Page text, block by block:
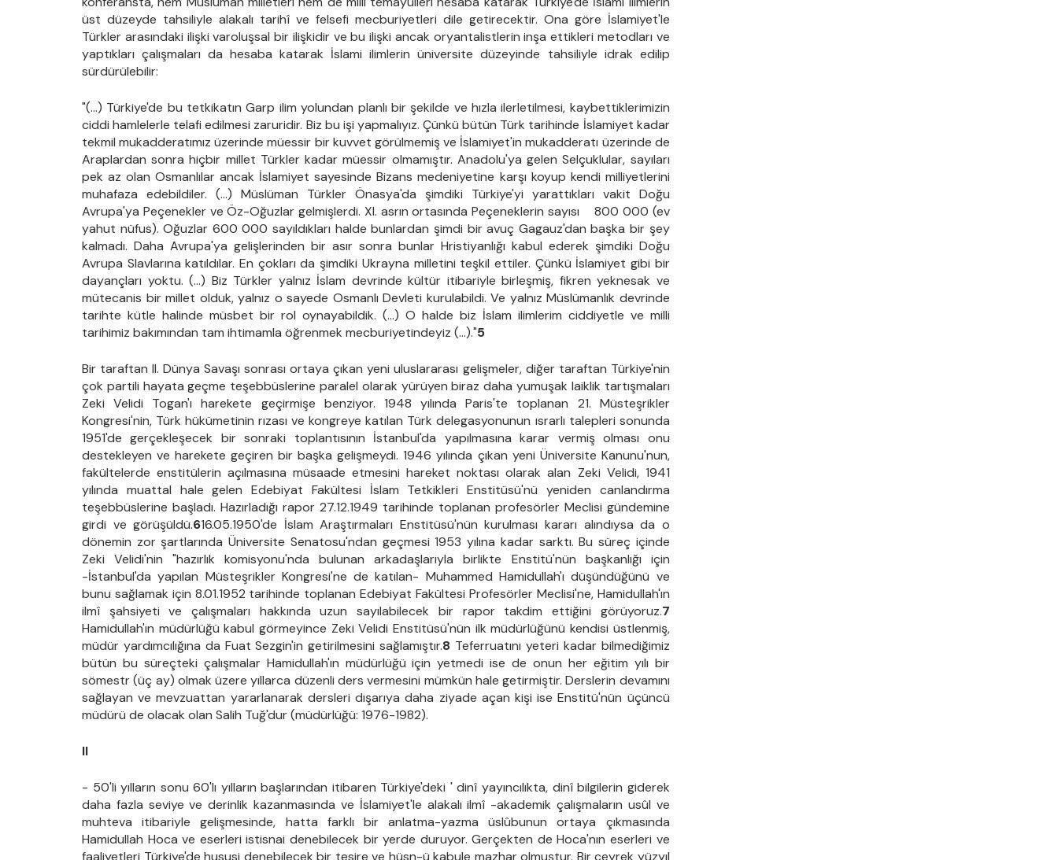
üst düzeyde tahsiliyle alakalı tarihî ve felsefi mecburiyetleri dile getirecektir. Ona göre İslamiyet'le
Türkler arasındaki ilişki varoluşsal bir ilişkidir ve bu ilişki ancak oryantalistlerin inşa ettikleri metodları ve
yaptıkları çalışmaları da hesaba katarak İslami ilimlerin üniversite düzeyinde tahsiliyle idrak edilip
sürdürülebilir:
"(...) Türkiye'de bu tetkikatın Garp ilim yolundan planlı bir şekilde ve hızla ilerletilmesi, kaybettiklerimizin
ciddi hamlelerle telafi edilmesi zaruridir. Biz bu işi yapmalıyız. Çünkü bütün Türk tarihinde İslamiyet kadar
tekmil mukadderatımız üzerinde müessir bir kuvvet görülmemiş ve İslamiyet'in mukadderatı üzerinde de
Araplardan sonra hiçbir millet Türkler kadar müessir olmamıştır. Anadolu'ya gelen Selçuklular, sayıları
pek az olan Osmanlılar ancak İslamiyet sayesinde Bizans medeniyetine karşı koyup kendi milliyetlerini
muhafaza edebildiler. (...) Müslüman Türkler Önasya'da şimdiki Türkiye'yi yarattıkları vakit Doğu
Avrupa'ya Peçenekler ve Öz-Oğuzlar gelmişlerdi. XI. asrın ortasında Peçeneklerin sayısı 800 000 (ev
yahut nüfus). Oğuzlar 600 000 sayıldıkları halde bunlardan şimdi bir avuç Gagauz'dan başka bir şey
kalmadı. Daha Avrupa'ya gelişlerinden bir asır sonra bunlar Hristiyanlığı kabul ederek şimdiki Doğu
Avrupa Slavlarına katıldılar. En çokları da şimdiki Ukrayna milletini teşkil ettiler. Çünkü İslamiyet gibi bir
dayançları yoktu. (...) Biz Türkler yalnız İslam devrinde kültür itibariyle birleşmiş, fikren yeknesak ve
mütecanis bir millet olduk, yalnız o sayede Osmanlı Devleti kurulabildi. Ve yalnız Müslümanlık devrinde
tarihte kütle halinde müsbet bir rol oynayabildik. (...) O halde biz İslam ilimlerim ciddiyetle ve milli
tarihimiz bakımından tam ihtimamla öğrenmek mecburiyetindeyiz (...)."5
Bir taraftan II. Dünya Savaşı sonrası ortaya çıkan yeni uluslararası gelişmeler, diğer taraftan Türkiye'nin
çok partili hayata geçme teşebbüslerine paralel olarak yürüyen biraz daha yumuşak laiklik tartışmaları
Zeki Velidi Togan'ı harekete geçirmişe benziyor. 1948 yılında Paris'te toplanan 21. Müsteşrikler
Kongresi'nin, Türk hükümetinin rızası ve kongreye katılan Türk delegasyonunun ısrarlı talepleri sonunda
1951'de gerçekleşecek bir sonraki toplantısının İstanbul'da yapılmasına karar vermiş olması onu
destekleyen ve harekete geçiren bir başka gelişmeydi. 1946 yılında çıkan yeni Üniversite Kanunu'nun,
fakültelerde enstitülerin açılmasına müsaade etmesini hareket noktası olarak alan Zeki Velidi, 1941
yılında muattal hale gelen Edebiyat Fakültesi İslam Tetkikleri Enstitüsü'nü yeniden canlandırma
teşebbüslerine başladı. Hazırladığı rapor 27.12.1949 tarihinde toplanan profesörler Meclisi gündemine
girdi ve görüşüldü.616.05.1950'de İslam Araştırmaları Enstitüsü'nün kurulması kararı alındıysa da o
dönemin zor şartlarında Üniversite Senatosu'ndan geçmesi 1953 yılına kadar sarktı. Bu süreç içinde
Zeki Velidi'nin "hazırlık komisyonu'nda bulunan arkadaşlarıyla birlikte Enstitü'nün başkanlığı için
-İstanbul'da yapılan Müsteşrikler Kongresi'ne de katılan- Muhammed Hamidullah'ı düşündüğünü ve
bunu sağlamak için 8.01.1952 tarihinde toplanan Edebiyat Fakültesi Profesörler Meclisi'ne, Hamidullah'ın
ilmî şahsiyeti ve çalışmaları hakkında uzun sayılabilecek bir rapor takdim ettiğini görüyoruz.7
Hamidullah'ın müdürlüğü kabul görmeyince Zeki Velidi Enstitüsü'nün ilk müdürlüğünü kendisi üstlenmiş,
müdür yardımcılığına da Fuat Sezgin'in getirilmesini sağlamıştır.8 Teferruatını yeteri kadar bilmediğimiz
bütün bu süreçteki çalışmalar Hamidullah'ın müdürlüğü için yetmedi ise de onun her eğitim yılı bir
sömestr (üç ay) olmak üzere yıllarca düzenli ders vermesini mümkün hale getirmiştir. Derslerin devamını
sağlayan ve mevzuattan yararlanarak dersleri dışarıya daha ziyade açan kişi ise Enstitü'nün üçüncü
müdürü de olacak olan Salih Tuğ'dur (müdürlüğü: 1976-1982).
II
- 50'li yılların sonu 60'lı yılların başlarından itibaren Türkiye'deki ' dinî yayıncılıkta, dinî bilgilerin giderek
daha fazla seviye ve derinlik kazanmasında ve İslamiyet'le alakalı ilmî -akademik çalışmaların usûl ve
muhteva itibariyle gelişmesinde, hatta farklı bir anlatma-yazma üslûbunun ortaya çıkmasında
Hamidullah Hoca ve eserleri istisnai denebilecek bir yerde duruyor. Gerçekten de Hoca'nın eserleri ve
faaliyetleri Türkiye'de hususi denebilecek bir tesire ve hüsn-ü kabule mazhar olmuştur. Bir çeyrek yüzyıl